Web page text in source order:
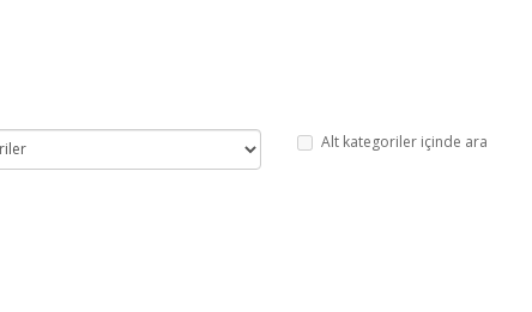
Alt kategoriler içinde ara